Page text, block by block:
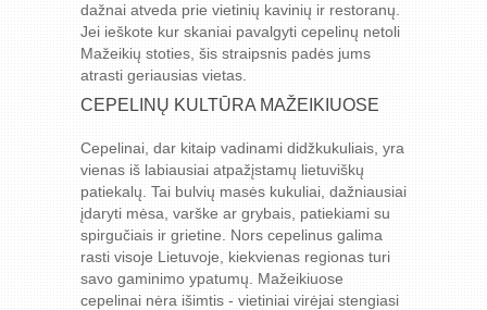
dažnai atveda prie vietinių kavinių ir restoranų.
Jei ieškote kur skaniai pavalgyti cepelinų netoli
Mažeikių stoties, šis straipsnis padės jums
atrasti geriausias vietas.
CEPELINŲ KULTŪRA MAŽEIKIUOSE
Cepelinai, dar kitaip vadinami didžkukuliais, yra
vienas iš labiausiai atpažįstamų lietuviškų
patiekalų. Tai bulvių masės kukuliai, dažniausiai
įdaryti mėsa, varške ar grybais, patiekiami su
spirgučiais ir grietine. Nors cepelinus galima
rasti visoje Lietuvoje, kiekvienas regionas turi
savo gaminimo ypatumų. Mažeikiuose
cepelinai nėra išimtis - vietiniai virėjai stengiasi